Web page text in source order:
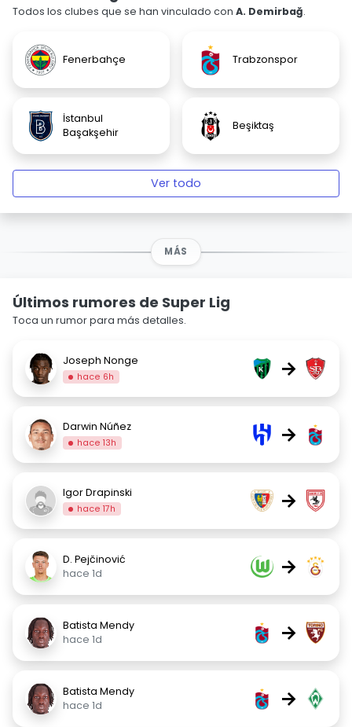
Todos los clubes que se han vinculado con A. Demirbağ.
Fenerbahçe Trabzonspor
İstanbul
Başakşehir
Beşiktaş
Ver todo
MÁS
Últimos rumores de Super Lig
Toca un rumor para más detalles.
Joseph Nonge
hace 6h →
Darwin Núñez
hace 13h →
Igor Drapinski
hace 17h →
D. Pejčinović
hace 1d
→
Batista Mendy
hace 1d
→
Batista Mendy
hace 1d
→